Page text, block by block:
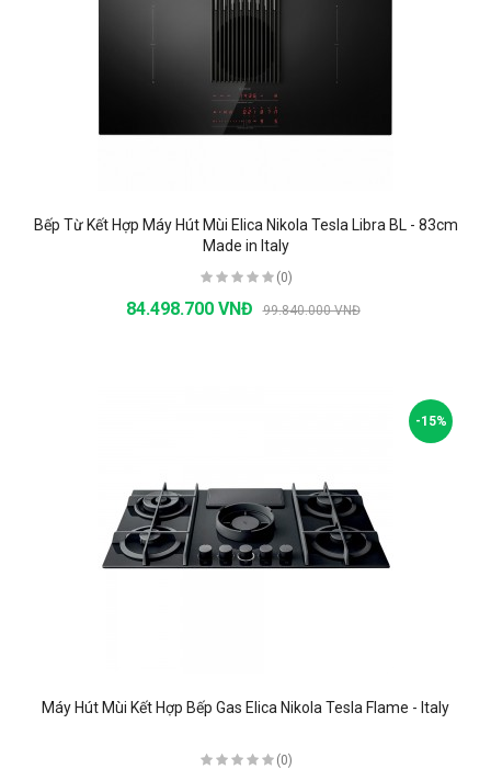
Bếp Từ Kết Hợp Máy Hút Mùi Elica Nikola Tesla Libra BL - 83cm
Made in Italy
(0)
84.498.700 VNĐ 99.840.000 VNĐ
-15%
Máy Hút Mùi Kết Hợp Bếp Gas Elica Nikola Tesla Flame - Italy
(0)